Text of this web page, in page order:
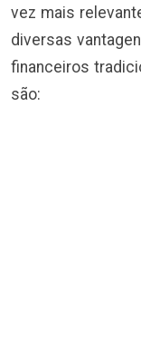
vez mais
diversas
financeiros
são: